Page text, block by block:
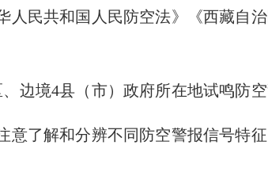
人民共和国人民防空法》《西藏自
边境4县（市）政府所在地试鸣防空
了解和分辨不同防空警报信号特征